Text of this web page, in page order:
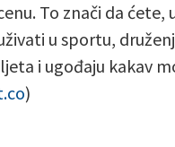
To znači da
u sportu,
i ugođaju kakav
)